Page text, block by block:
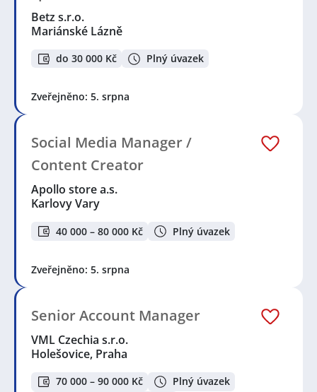
Betz s.r.o.
Mariánské Lázně
do 30 000 Kč Plný úvazek
Zveřejněno: 5. srpna
Social Media Manager /
Content Creator
Apollo store a.s.
Karlovy Vary
40 000 – 80 000 Kč Plný úvazek
Zveřejněno: 5. srpna
Senior Account Manager
VML Czechia s.r.o.
Holešovice, Praha
70 000 – 90 000 Kč
Plný úvazek